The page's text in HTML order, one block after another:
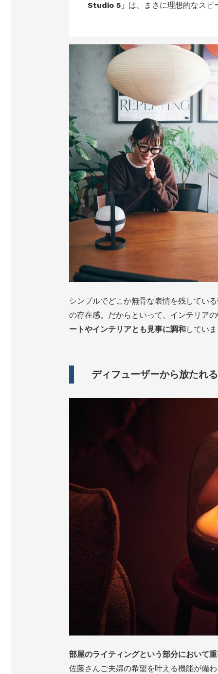
Studio 5」 は、まさに理想的なスピ
シンプルでどこか無骨な表情を残してい
の存在感。だからといって、インテリア
ートやインテリアとも見事に調和してい
ディフューザーから放たれ
部屋のライティングという部分において
佐藤さんご夫婦の希望を叶える機能が備